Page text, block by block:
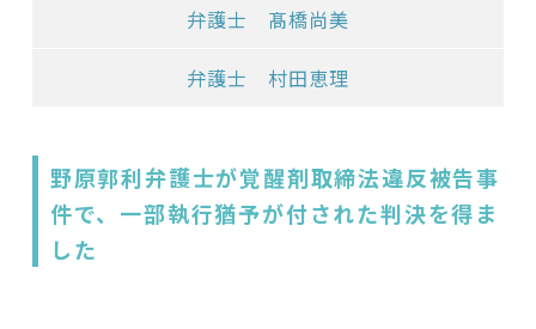
弁護士 髙橋尚美
弁護士 村田恵理
野原郭利弁護士が覚醒剤取締法違反被告事
件で、一部執行猶予が付された判決を得ま
した